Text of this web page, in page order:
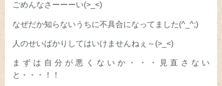
ごめんなさーーーい(>_<)
なぜだか知らないうちに不具合になってました(^_^;)
人のせいばかりしてはいけませんねぇ～(>_<)
まずは自分が悪くないか・・・見直さない
と・・・！！